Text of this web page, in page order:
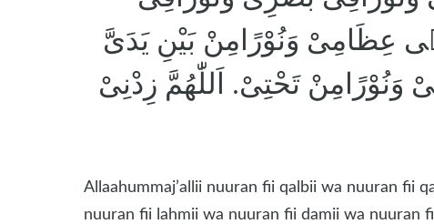
عِظَامِىْ وَنُوْرًامِنْ بَيْنِ يَدَىَّ
وَنُوْرًامِنْ تَحْتِىْ. اَللّٰهُمَّ زِدْنِىْ
Allaahummaj’allii nuuran fii qalbii wa nuuran fii
nuuran fii lahmii wa nuuran fii damii wa nuuran